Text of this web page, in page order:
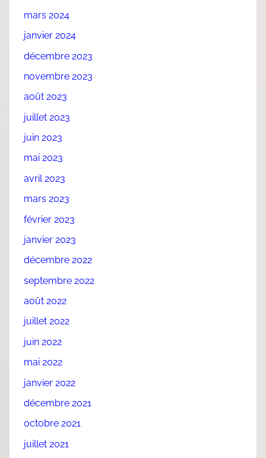
mars 2024
janvier 2024
décembre 2023
novembre 2023
août 2023
juillet 2023
juin 2023
mai 2023
avril 2023
mars 2023
février 2023
janvier 2023
décembre 2022
septembre 2022
août 2022
juillet 2022
juin 2022
mai 2022
janvier 2022
décembre 2021
octobre 2021
juillet 2021